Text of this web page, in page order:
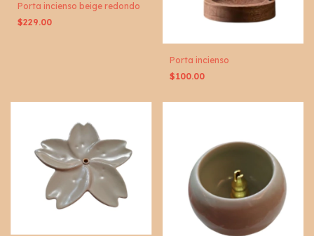
Porta incienso beige redondo
$229.00
Porta incienso
$100.00